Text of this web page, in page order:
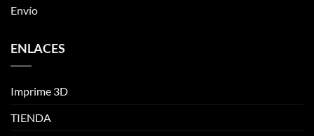
Envío
ENLACES
Imprime 3D
TIENDA